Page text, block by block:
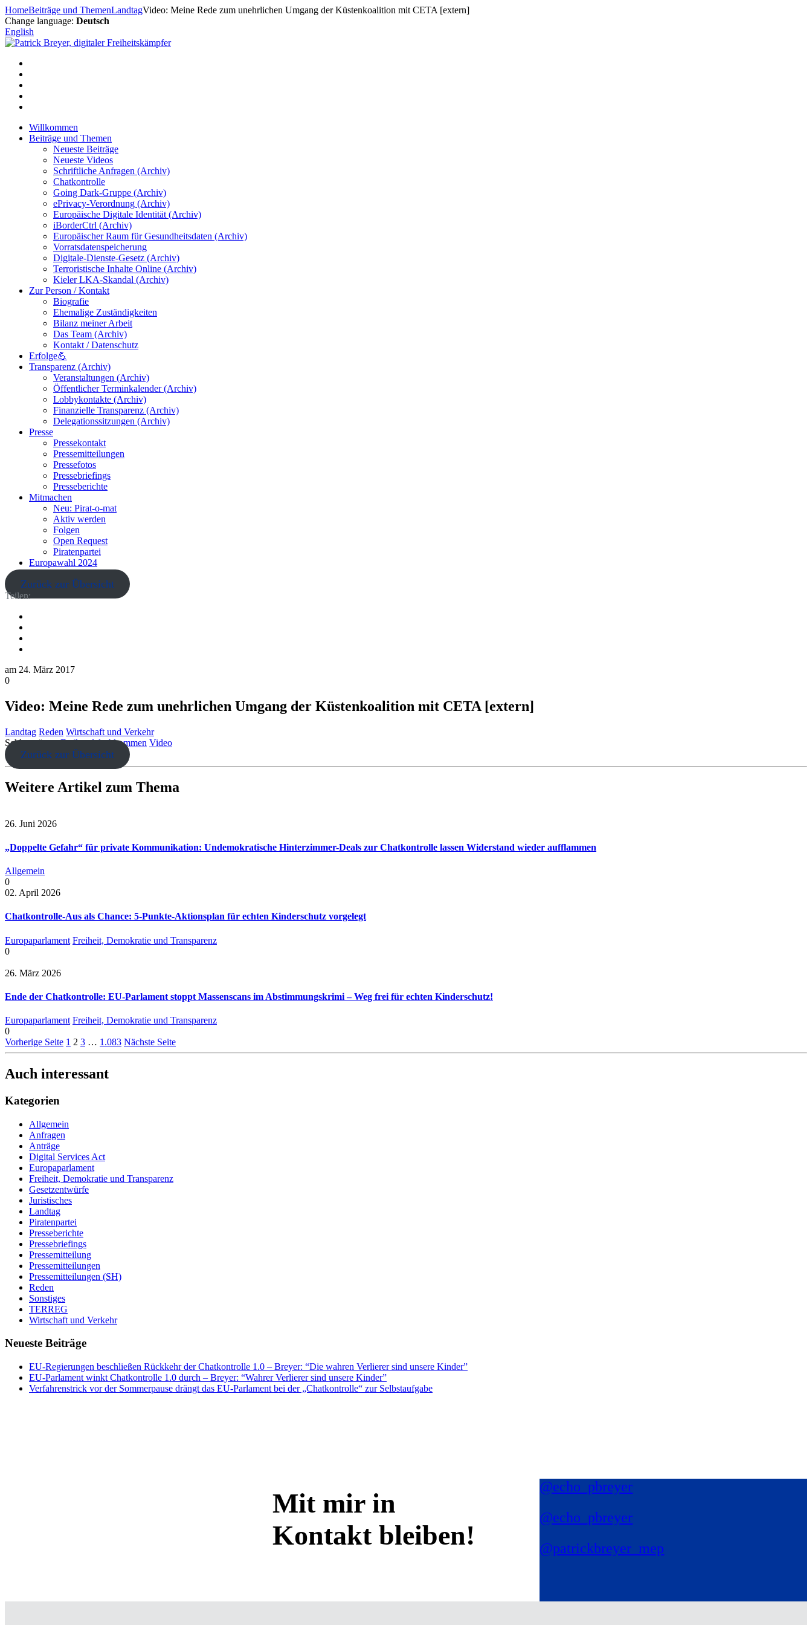
Zum
Inhalt
springen
HomeBeiträge und ThemenLandtagVideo: Meine Rede zum unehrlichen Umgang der Küstenkoalition mit CETA [extern]
Change language: Deutsch
English
Willkommen
Beiträge und Themen
Neueste Beiträge
Neueste Videos
Schriftliche Anfragen (Archiv)
Chatkontrolle
Going Dark-Gruppe (Archiv)
ePrivacy-Verordnung (Archiv)
Europäische Digitale Identität (Archiv)
iBorderCtrl (Archiv)
Europäischer Raum für Gesundheitsdaten (Archiv)
Vorratsdatenspeicherung
Digitale-Dienste-Gesetz (Archiv)
Terroristische Inhalte Online (Archiv)
Kieler LKA-Skandal (Archiv)
Zur Person / Kontakt
Biografie
Ehemalige Zuständigkeiten
Bilanz meiner Arbeit
Das Team (Archiv)
Kontakt / Datenschutz
Erfolge💪
Transparenz (Archiv)
Veranstaltungen (Archiv)
Öffentlicher Terminkalender (Archiv)
Lobbykontakte (Archiv)
Finanzielle Transparenz (Archiv)
Delegationssitzungen (Archiv)
Presse
Pressekontakt
Pressemitteilungen
Pressefotos
Pressebriefings
Presseberichte
Mitmachen
Neu: Pirat-o-mat
Aktiv werden
Folgen
Open Request
Piratenpartei
Europawahl 2024
Zurück zur Übersicht
Teilen:
am 24. März 2017
0
Video: Meine Rede zum unehrlichen Umgang der Küstenkoalition mit CETA [extern]
Landtag Reden Wirtschaft und Verkehr
Schlagwörter: Freihandelsabkommen Video
Zurück zur Übersicht
Weitere Artikel zum Thema
26. Juni 2026
„Doppelte Gefahr“ für private Kommunikation: Undemokratische Hinterzimmer-Deals zur Chatkontrolle lassen Widerstand wieder aufflammen
Allgemein
0
02. April 2026
Chatkontrolle-Aus als Chance: 5-Punkte-Aktionsplan für echten Kinderschutz vorgelegt
Europaparlament Freiheit, Demokratie und Transparenz
0
26. März 2026
Ende der Chatkontrolle: EU-Parlament stoppt Massenscans im Abstimmungskrimi – Weg frei für echten Kinderschutz!
Europaparlament Freiheit, Demokratie und Transparenz
0
Vorherige Seite 1 2 3 … 1.083 Nächste Seite
Auch interessant
Kategorien
Allgemein
Anfragen
Anträge
Digital Services Act
Europaparlament
Freiheit, Demokratie und Transparenz
Gesetzentwürfe
Juristisches
Landtag
Piratenpartei
Presseberichte
Pressebriefings
Pressemitteilung
Pressemitteilungen
Pressemitteilungen (SH)
Reden
Sonstiges
TERREG
Wirtschaft und Verkehr
Neueste Beiträge
EU-Regierungen beschließen Rückkehr der Chatkontrolle 1.0 – Breyer: “Die wahren Verlierer sind unsere Kinder”
EU-Parlament winkt Chatkontrolle 1.0 durch – Breyer: “Wahrer Verlierer sind unsere Kinder”
Verfahrenstrick vor der Sommerpause drängt das EU-Parlament bei der „Chatkontrolle“ zur Selbstaufgabe
Mit mir in
Kontakt bleiben!
@echo_pbreyer
@echo_pbreyer
@patrickbreyer_mep